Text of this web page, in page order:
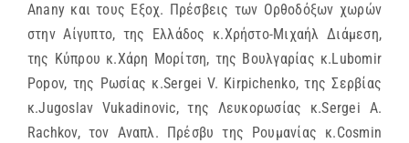
Anany και τους Εξοχ. Πρέσβεις των Ορθοδόξων χωρών
στην Αίγυπτο, της Ελλάδος κ.Χρήστο-Μιχαήλ Διάμεση,
της Κύπρου κ.Χάρη Μορίτση, της Βουλγαρίας κ.Lubomir
Popov, της Ρωσίας κ.Sergei V. Kirpichenko, της Σερβίας
κ.Jugoslav Vukadinovic, της Λευκορωσίας κ.Sergei A.
Rachkov, τον Αναπλ. Πρέσβυ της Ρουμανίας κ.Cosmin